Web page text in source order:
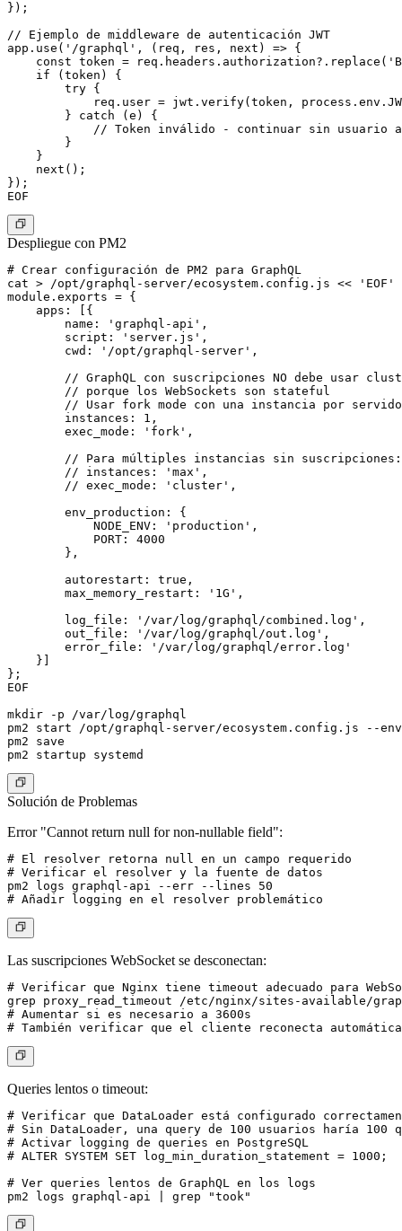
});
// Ejemplo de middleware de autenticación JWT
app.use('/graphql', (req, res, next) => {
const token =
    if (token) {
        try {
req.user = jwt.verify(token,
        } catch (e) {
// Token inválido - continuar sin usuario
        }
    }
    next();
});
Despliegue con PM2
# Crear configuración de PM2 para GraphQL
cat > /opt/graphql-server/ecosystem.config.js << 'EOF'
module.exports = {
    apps: [{
        name: 'graphql-api',
        script: 'server.js',
        cwd: '/opt/graphql-server',
// GraphQL con suscripciones NO debe usar
        // porque los WebSockets son stateful
// Usar fork mode con una instancia por
        instances: 1,
        exec_mode: 'fork',
        // Para múltiples instancias sin suscripciones:
        // instances: 'max',
        // exec_mode: 'cluster',
        env_production: {
            NODE_ENV: 'production',
            PORT: 4000
        },
        autorestart: true,
        max_memory_restart: '1G',
        log_file: '/var/log/graphql/combined.log',
        out_file: '/var/log/graphql/out.log',
        error_file: '/var/log/graphql/error.log'
    }]
};
EOF
mkdir -p /var/log/graphql
pm2 start /opt/graphql-server/ecosystem.config.js --
pm2 save
Solución de Problemas
Error "Cannot return null for non-nullable field":
# El resolver retorna null en un campo requerido
# Verificar el resolver y la fuente de datos
pm2 logs graphql-api --err --lines 50
Las suscripciones WebSocket se desconectan:
# Verificar que Nginx tiene timeout adecuado para
grep proxy_read_timeout /etc/nginx/sites-available/
# Aumentar si es necesario a 3600s
Queries lentos o timeout:
# Verificar que DataLoader está configurado
# Sin DataLoader, una query de 100 usuarios haría 100
# Activar logging de queries en PostgreSQL
# ALTER SYSTEM SET log_min_duration_statement =
# Ver queries lentos de GraphQL en los logs